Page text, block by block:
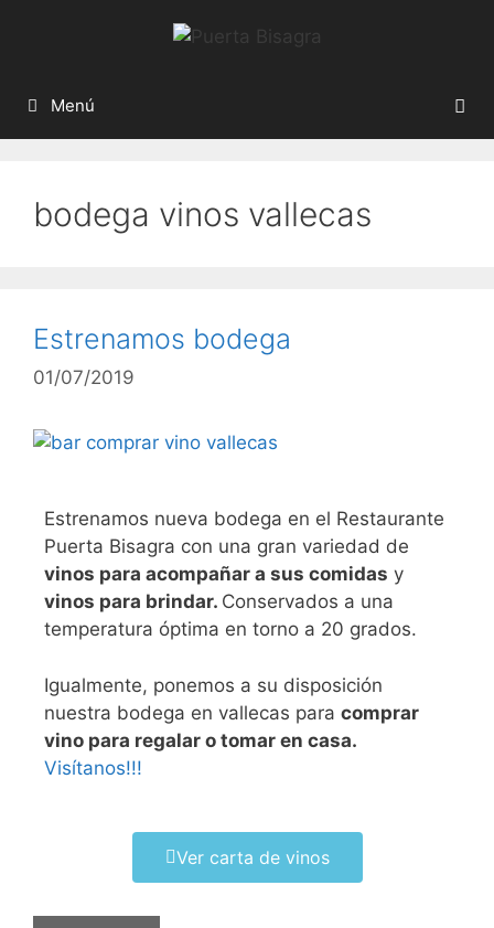
Menú
bodega vinos vallecas
Estrenamos bodega
01/07/2019
Estrenamos nueva bodega en el Restaurante
Puerta Bisagra con una gran variedad de
vinos para acompañar a sus comidas y
vinos para brindar. Conservados a una
temperatura óptima en torno a 20 grados.
Igualmente, ponemos a su disposición
nuestra bodega en vallecas para comprar
vino para regalar o tomar en casa.
Visítanos!!!
Ver carta de vinos